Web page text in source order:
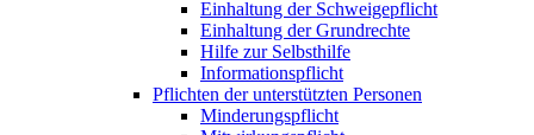
Einhaltung der Schweigepflicht
Einhaltung der Grundrechte
Hilfe zur Selbsthilfe
Informationspflicht
Pflichten der unterstützten Personen
Minderungspflicht